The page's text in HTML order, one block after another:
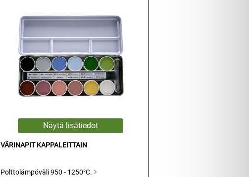
VÄRINAPIT KAPPALEITTAIN
Polttolämpöväli 950 - 1250°C.